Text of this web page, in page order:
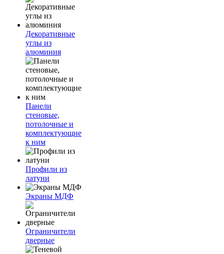
Декоративные
углы из
алюминия
Панели
стеновые,
потолочные и
комплектующие
к ним
Профили из
латуни
Экраны МДФ
Ограничители
дверные